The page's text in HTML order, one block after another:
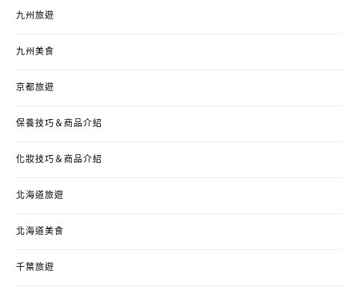
九州旅遊
九州美食
京都旅遊
保養技巧＆商品介紹
化妝技巧＆商品介紹
北海道旅遊
北海道美食
千葉旅遊